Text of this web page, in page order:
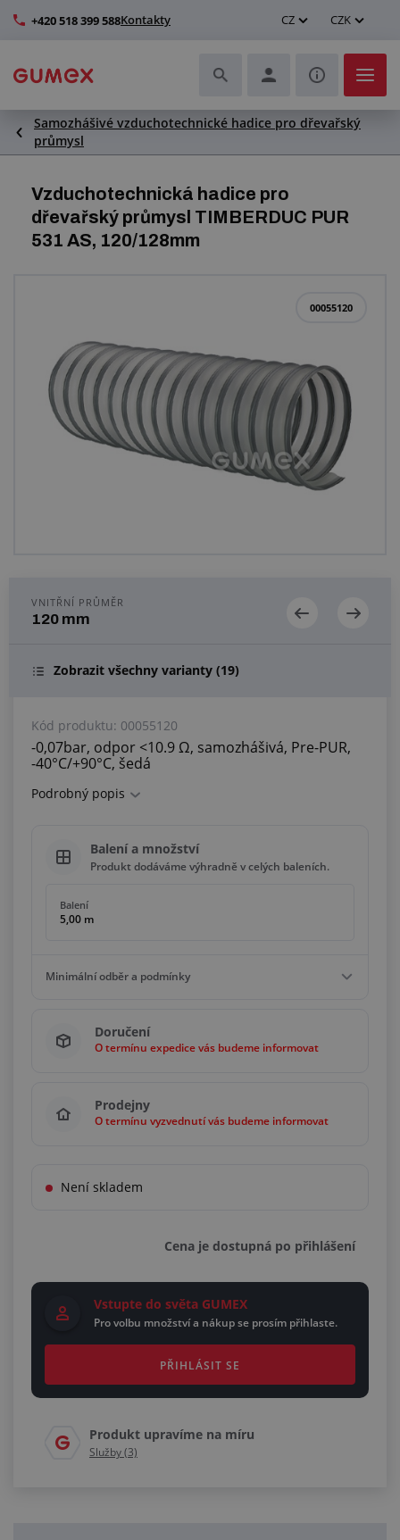
+420 518 399 588Kontakty CZ CZK
Hadice a jejich kompletace
Technické plasty
Další pryžové a plastové výrobky
Centrum poptávek
Samozhášivé vzduchotechnické hadice pro dřevařský
průmysl
Vzduchotechnická hadice pro
dřevařský průmysl TIMBERDUC PUR
531 AS, 120/128mm
00055120
VNITŘNÍ PRŮMĚR
120 mm
Zobrazit všechny varianty (19)
Kód produktu: 00055120
-0,07bar, odpor <10.9 Ω, samozhášivá, Pre-PUR,
-40°C/+90°C, šedá
Podrobný popis
Balení a množství
Produkt dodáváme výhradně v celých baleních.
Balení
5,00 m
Minimální odběr a podmínky
5,00 m
Násobky 5,00 m
Doručení
O termínu expedice vás budeme informovat
Prodejny
O termínu vyzvednutí vás budeme informovat
Není skladem
Cena je dostupná po přihlášení
Vstupte do světa GUMEX
Pro volbu množství a nákup se prosím přihlaste.
PŘIHLÁSIT SE
Produkt upravíme na míru
Služby (3)